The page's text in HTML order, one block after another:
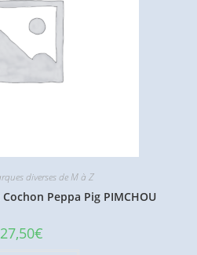
diverses de M à Z
Peppa Pig PIMCHOU
27,50€